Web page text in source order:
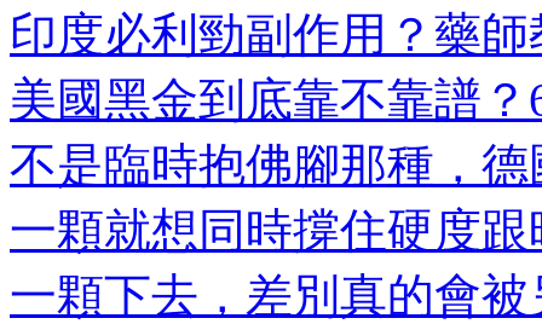
印度必利勁副作用？藥
美國黑金到底靠不靠譜？
不是臨時抱佛腳那種，
一顆就想同時撐住硬度
一顆下去，差別真的會